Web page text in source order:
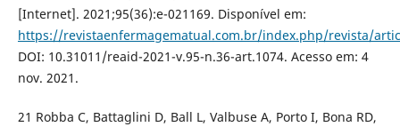
[Internet]. 2021;95(36):e-021169. Disponível em:
https://revistaenfermagematual.com.br/index.php/revista/
DOI: 10.31011/reaid-2021-v.95-n.36-art.1074. Acesso em: 4
nov. 2021.
21 Robba C, Battaglini D, Ball L, Valbuse A, Porto I, Bona RD,